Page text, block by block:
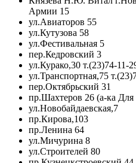
Армии 15
ул.Авиаторов 55
ул.Кутузова 58
ул.Фестивальная 5
пер.Кедровский 3
ул.Курако,30 т.(23)74-11-
ул.Транспортная,75
пер.Октябрьский 31
пр.Шахтеров 26 (а-ка Для
ул.Новобайдаевская,7
пр.Кирова,103
пр.Ленина 64
ул.Мичурина 8
ул.Строителей 80